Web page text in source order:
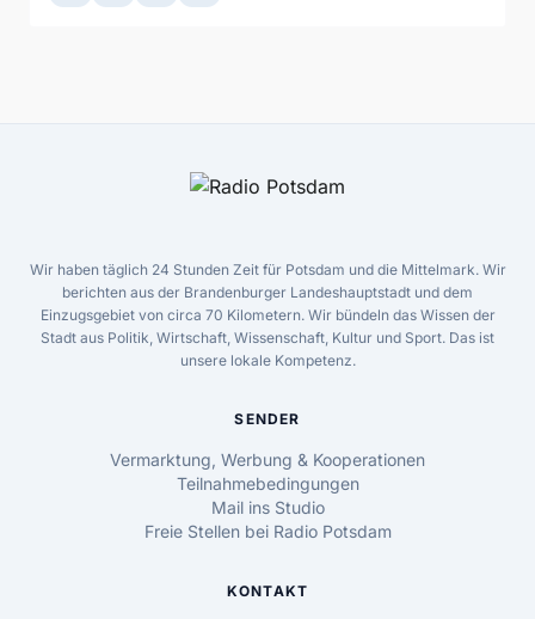
Wir haben täglich 24 Stunden Zeit für Potsdam und die Mittelmark. Wir
berichten aus der Brandenburger Landeshauptstadt und dem
Einzugsgebiet von circa 70 Kilometern. Wir bündeln das Wissen der
Stadt aus Politik, Wirtschaft, Wissenschaft, Kultur und Sport. Das ist
unsere lokale Kompetenz.
SENDER
Vermarktung, Werbung & Kooperationen
Teilnahmebedingungen
Mail ins Studio
Freie Stellen bei Radio Potsdam
KONTAKT